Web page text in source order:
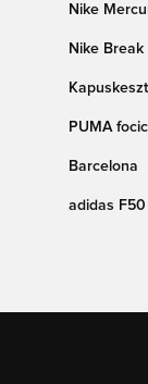
Nike
Nike Break
PUMA
Barcelona
adidas F50